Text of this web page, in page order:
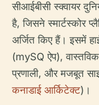
सीआईबीसी स्क्वायर
है, जिसने स्मार्टस्कोर
अर्जित किए हैं। इसमें
(mySQ ऐप),
प्रणाली, और मजबूत
कनाडाई आर्किटेक्ट)।